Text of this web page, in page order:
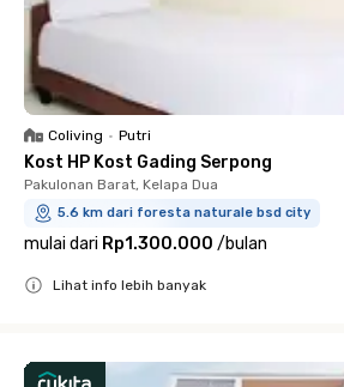
Coliving • Putri
Kost HP Kost Gading Serpong
Pakulonan Barat, Kelapa Dua
5.6 km dari foresta naturale bsd city
mulai dari Rp1.300.000 /bulan
Lihat info lebih banyak